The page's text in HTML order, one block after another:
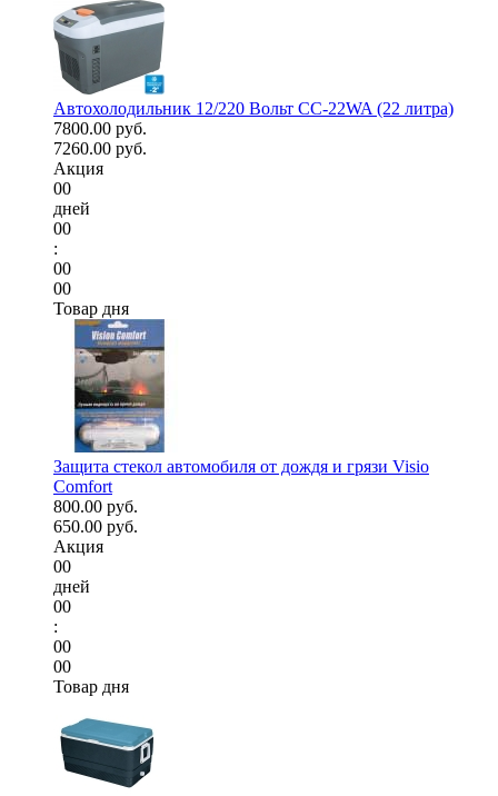
Автохолодильник 12/220 Вольт CC-22WA (22 литра)
7800.00 руб.
7260.00 руб.
Акция
00
дней
00
:
00
00
Товар дня
Защита стекол автомобиля от дождя и грязи Visio
Comfort
800.00 руб.
650.00 руб.
Акция
00
дней
00
:
00
00
Товар дня